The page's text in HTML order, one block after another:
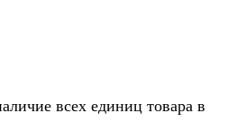
всех единиц товара в